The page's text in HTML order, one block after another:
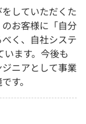
していただくた
お客様に「自分
く、自社システ
ます。今後も
ニアとして事業
す。